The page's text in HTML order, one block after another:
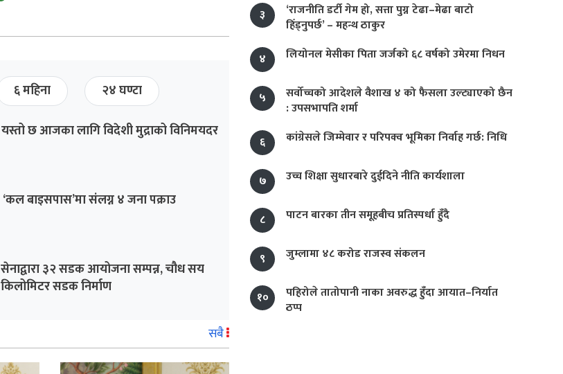
६ महिना २४ घण्टा
यस्तो छ आजका लागि विदेशी मुद्राको विनिमयदर
‘कल बाइसपास’मा संलग्न ४ जना पक्राउ
सेनाद्वारा ३२ सडक आयोजना सम्पन्न, चौध सय
किलोमिटर सडक निर्माण
सबै
३
‘राजनीति डर्टी गेम हो, सत्ता पुग्न टेढा–मेढा बाटो
हिँड्नुपर्छ’ – महन्थ ठाकुर
४
लियोनल मेसीका पिता जर्जको ६८ वर्षको उमेरमा निधन
५
सर्वोच्चको आदेशले वैशाख ४ को फैसला उल्ट्याएको छैन
: उपसभापति शर्मा
६
कांग्रेसले जिम्मेवार र परिपक्व भूमिका निर्वाह गर्छ: निधि
७ उच्च शिक्षा सुधारबारे दुईदिने नीति कार्यशाला
८ पाटन बारका तीन समूहबीच प्रतिस्पर्धा हुँदै
९ जुम्लामा ४८ करोड राजस्व संकलन
१०
पहिरोले तातोपानी नाका अवरुद्ध हुँदा आयात–निर्यात
ठप्प